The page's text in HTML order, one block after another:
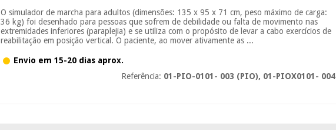
O simulador de marcha para adultos (dimensões: 135 x 95 x 71 cm, peso máximo de carga:
36 kg) foi desenhado para pessoas que sofrem de debilidade ou falta de movimento nas
extremidades inferiores (paraplejia) e se utiliza com o propósito de levar a cabo exercícios de
reabilitação em posição vertical. O paciente, ao mover ativamente as ...
Envio em 15-20 dias aprox.
Referência: 01-PIO-0101- 003 (PIO), 01-PIOX0101- 004